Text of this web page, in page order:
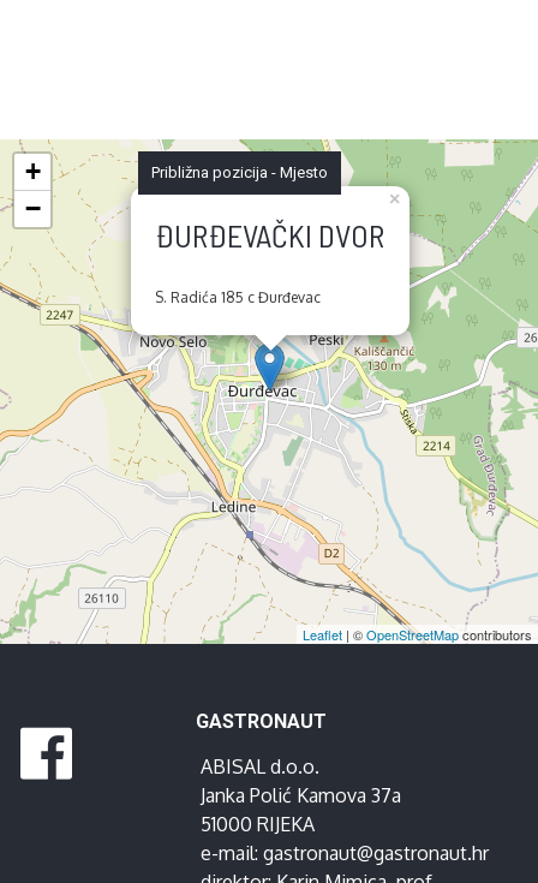
ĐURĐEVAČKI DVOR
S. Radića 185 c Đurđevac
×
+
−
Leaflet | ©OpenStreetMapcontributors
Približna pozicija - Mjesto
GASTRONAUT
ABISAL d.o.o.
Janka Polić Kamova 37a
51000 RIJEKA
e-mail: gastronaut@gastronaut.hr